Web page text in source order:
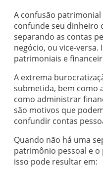
A confusão
confunde seu dinheiro
separando as contas
negócio, ou vice-
patrimoniais e
A extrema
submetida, bem como
como administrar
são motivos que
confundir contas
Quando não há uma
patrimônio pessoal e
isso pode resultar em: